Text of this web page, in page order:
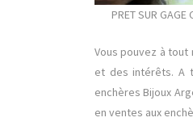
PRET SUR GAGE
Vous pouvez à tout
et des intérêts. A
enchères Bijoux
en ventes aux